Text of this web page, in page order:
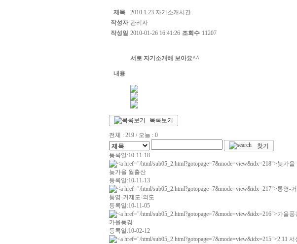
제목
2010.1.23 자기소개시간
작성자 관리자
작성일 2010-01-26 16:41:26 조회수 11207
내용
서로 자기소개해 보아요^^
목록보기
전체 : 219 / 오늘 : 0
등록일:10-11-18
늦가을 월출산
등록일:10-11-13
통영-거제도-외도
등록일:10-11-05
가을풍경
등록일:10-02-12